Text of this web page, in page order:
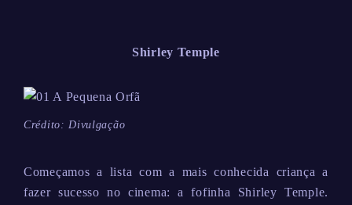
Shirley Temple
Crédito: Divulgação
Começamos a lista com a mais conhecida criança a
fazer sucesso no cinema: a fofinha Shirley Temple.